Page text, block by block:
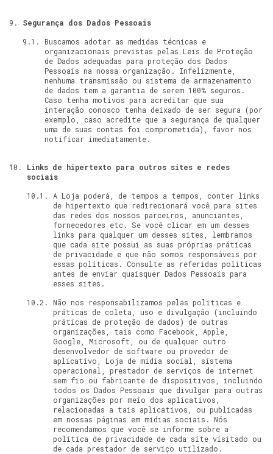
Segurança dos Dados Pessoais
Buscamos adotar as medidas técnicas e
organizacionais previstas pelas Leis de Proteção
de Dados adequadas para proteção dos Dados
Pessoais na nossa organização. Infelizmente,
nenhuma transmissão ou sistema de armazenamento
de dados tem a garantia de serem 100% seguros.
Caso tenha motivos para acreditar que sua
interação conosco tenha deixado de ser segura (por
exemplo, caso acredite que a segurança de qualquer
uma de suas contas foi comprometida), favor nos
notificar imediatamente.
Links de hipertexto para outros sites e redes
sociais
A Loja poderá, de tempos a tempos, conter links
de hipertexto que redirecionará você para sites
das redes dos nossos parceiros, anunciantes,
fornecedores etc. Se você clicar em um desses
links para qualquer um desses sites, lembramos
que cada site possui as suas próprias práticas
de privacidade e que não somos responsáveis por
essas políticas. Consulte as referidas políticas
antes de enviar quaisquer Dados Pessoais para
esses sites.
Não nos responsabilizamos pelas políticas e
práticas de coleta, uso e divulgação (incluindo
práticas de proteção de dados) de outras
organizações, tais como Facebook, Apple,
Google, Microsoft, ou de qualquer outro
desenvolvedor de software ou provedor de
aplicativo, Loja de mídia social, sistema
operacional, prestador de serviços de internet
sem fio ou fabricante de dispositivos, incluindo
todos os Dados Pessoais que divulgar para outras
organizações por meio dos aplicativos,
relacionadas a tais aplicativos, ou publicadas
em nossas páginas em mídias sociais. Nós
recomendamos que você se informe sobre a
política de privacidade de cada site visitado ou
de cada prestador de serviço utilizado.